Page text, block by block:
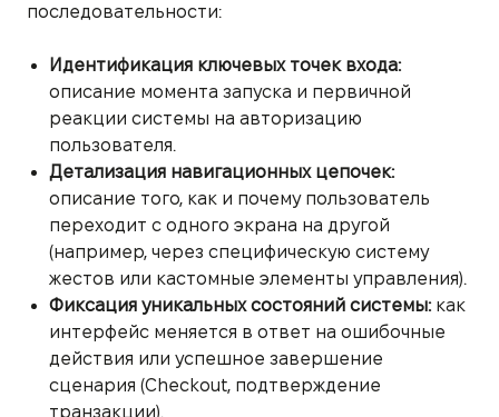
последовательности:
Идентификация ключевых точек входа:
описание момента запуска и первичной
реакции системы на авторизацию
пользователя.
Детализация навигационных цепочек:
описание того, как и почему пользователь
переходит с одного экрана на другой
(например, через специфическую систему
жестов или кастомные элементы управления).
Фиксация уникальных состояний системы:как
интерфейс меняется в ответ на ошибочные
действия или успешное завершение
сценария (Checkout, подтверждение
транзакции).